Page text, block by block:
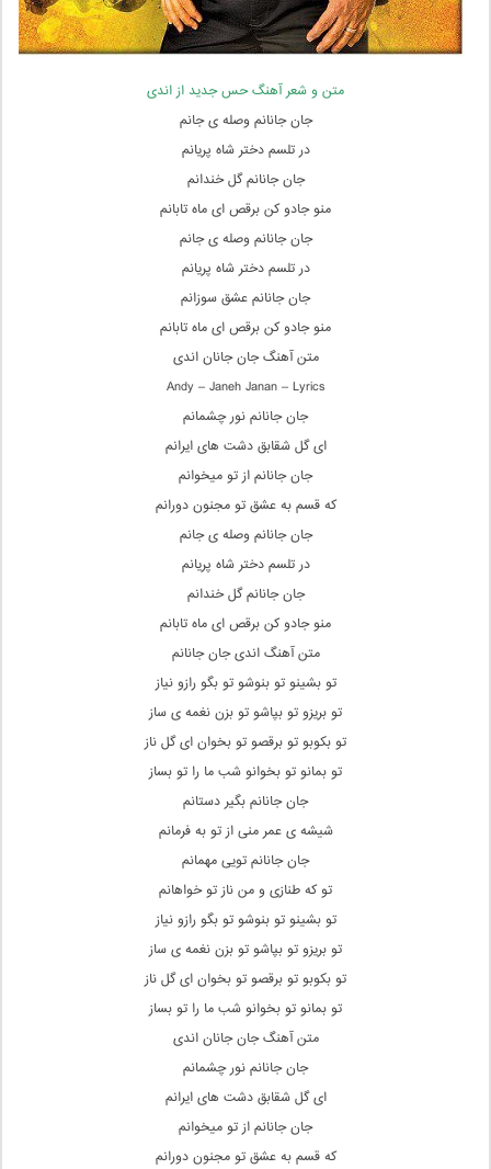
متن و شعر آهنگ حس جدید از اندی
جان جانانم وصله ی جانم
در تلسم دختر شاه پریانم
جان جانانم گل خندانم
منو جادو کن برقص ای ماه تابانم
جان جانانم وصله ی جانم
در تلسم دختر شاه پریانم
جان جانانم عشق سوزانم
منو جادو کن برقص ای ماه تابانم
متن آهنگ جان جانان اندی
Andy – Janeh Janan – Lyrics
جان جانانم نور چشمانم
ای گل شقابق دشت های ایرانم
جان جانانم از تو میخوانم
که قسم به عشق تو مجنون دورانم
جان جانانم وصله ی جانم
در تلسم دختر شاه پریانم
جان جانانم گل خندانم
منو جادو کن برقص ای ماه تابانم
متن آهنگ اندی جان جانانم
تو بشینو تو بنوشو تو بگو رازو نیاز
تو بریزو تو بپاشو تو بزن نغمه ی ساز
تو بکوبو تو برقصو تو بخوان ای گل ناز
تو بمانو تو بخوانو شب ما را تو بساز
جان جانانم بگیر دستانم
شیشه ی عمر منی از تو به فرمانم
جان جانانم تویی مهمانم
تو که طنازی و من ناز تو خواهانم
تو بشینو تو بنوشو تو بگو رازو نیاز
تو بریزو تو بپاشو تو بزن نغمه ی ساز
تو بکوبو تو برقصو تو بخوان ای گل ناز
تو بمانو تو بخوانو شب ما را تو بساز
متن آهنگ جان جانان اندی
جان جانانم نور چشمانم
ای گل شقابق دشت های ایرانم
جان جانانم از تو میخوانم
که قسم به عشق تو مجنون دورانم